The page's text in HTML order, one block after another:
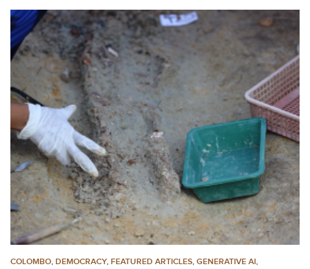
COLOMBO, DEMOCRACY, FEATURED ARTICLES, GENERATIVE AI,